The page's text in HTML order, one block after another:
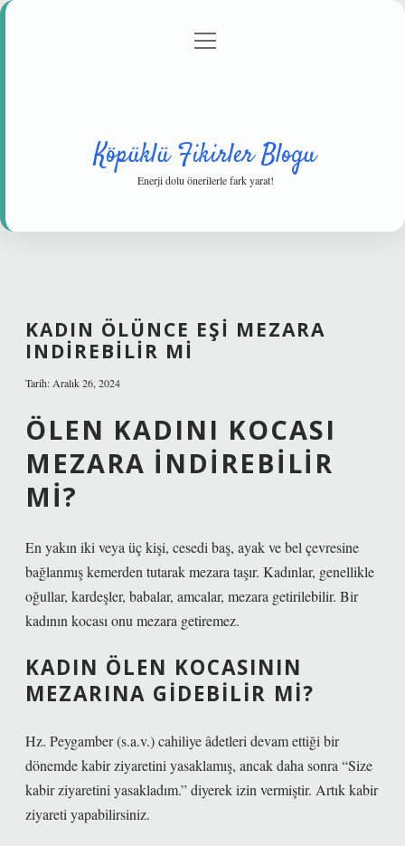
Gizlilik Politikası
menüyü
Köpüklü Fikirler Blogu
Enerji dolu önerilerle fark yarat!
KADIN ÖLÜNCE EŞI MEZARA
INDIREBILIR MI
Tarih: Aralık 26, 2024
ÖLEN KADINI KOCASI
MEZARA INDIREBILIR
MI?
En yakın iki veya üç kişi, cesedi baş, ayak ve bel çevresine
bağlanmış kemerden tutarak mezara taşır. Kadınlar, genellikle
oğullar, kardeşler, babalar, amcalar, mezara getirilebilir. Bir
kadının kocası onu mezara getiremez.
KADIN ÖLEN KOCASININ
MEZARINA GIDEBILIR MI?
Hz. Peygamber (s.a.v.) cahiliye âdetleri devam ettiği bir
dönemde kabir ziyaretini yasaklamış, ancak daha sonra “Size
kabir ziyaretini yasakladım.” diyerek izin vermiştir. Artık kabir
ziyareti yapabilirsiniz.